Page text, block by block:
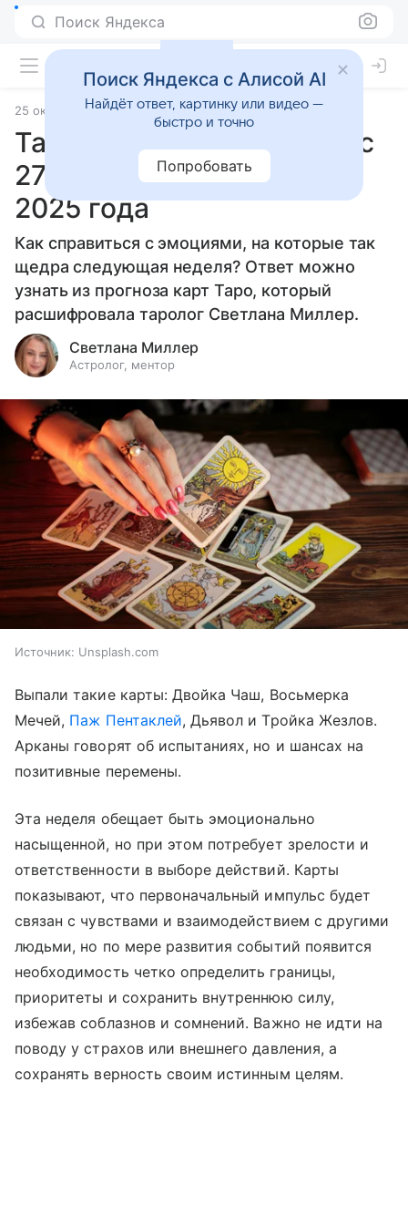
Поиск Яндекса
25 октября 2025 Источник:Гороскопы Mail Статьи
Таро-прогноз на неделю с
27 октября по 2 ноября
2025 года
Как справиться с эмоциями, на которые так
щедра следующая неделя? Ответ можно
узнать из прогноза карт Таро, который
расшифровала таролог Светлана Миллер.
Светлана Миллер
Астролог, ментор
Источник: Unsplash.com
Выпали такие карты: Двойка Чаш, Восьмерка
Мечей, Паж Пентаклей, Дьявол и Тройка Жезлов.
Арканы говорят об испытаниях, но и шансах на
позитивные перемены.
Эта неделя обещает быть эмоционально
насыщенной, но при этом потребует зрелости и
ответственности в выборе действий. Карты
показывают, что первоначальный импульс будет
связан с чувствами и взаимодействием с другими
людьми, но по мере развития событий появится
необходимость четко определить границы,
приоритеты и сохранить внутреннюю силу,
избежав соблазнов и сомнений. Важно не идти на
поводу у страхов или внешнего давления, а
сохранять верность своим истинным целям.
Поиск Яндекса с Алисой AI
Найдёт ответ, картинку или видео —
быстро и точно
Попробовать